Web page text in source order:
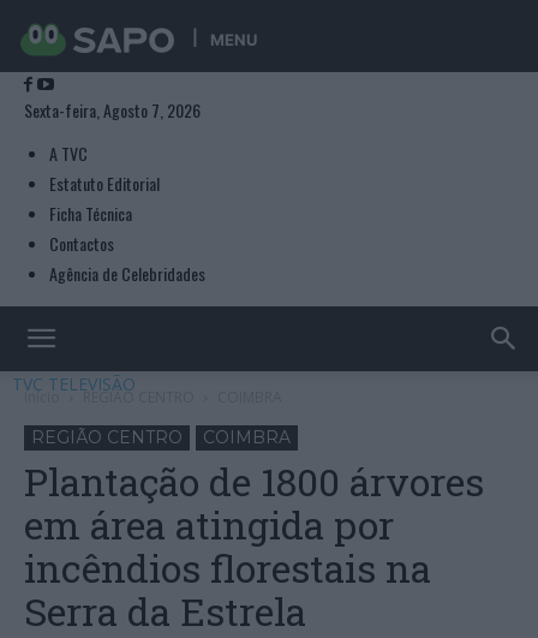
MENU
Sexta-feira, Agosto 7, 2026
A TVC
Estatuto Editorial
Ficha Técnica
Contactos
Agência de Celebridades
TVC TELEVISÃO
Início REGIÃO CENTRO
REGIÃO CENTRO COIMBRA
Plantação de 1800 árvores
em área atingida por
incêndios florestais na
Serra da Estrela